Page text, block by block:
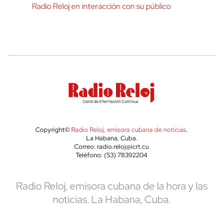
Radio Reloj en interacción con su público
Copyright© Radio Reloj, emisora cubana de noticias.
La Habana, Cuba.
Correo: radio.reloj@icrt.cu
Teléfono: (53) 78392204
Radio Reloj, emisora cubana de la hora y las
noticias. La Habana, Cuba.